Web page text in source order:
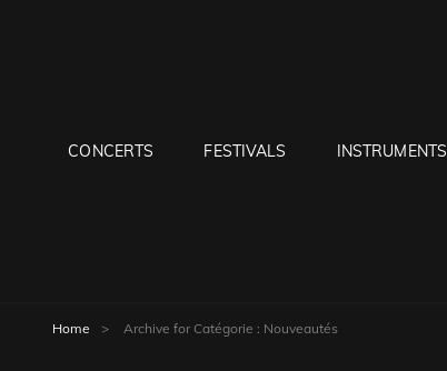
CONCERTS FESTIVALS INSTRUMENTS
Home > Archive for Catégorie : Nouveautés